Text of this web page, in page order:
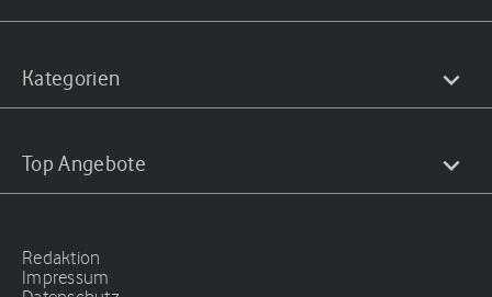
Kategorien
Top Angebote
Redaktion
Impressum